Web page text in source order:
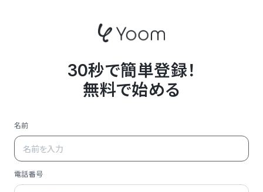
30秒で簡単登録！
無料で始める
名前
電話番号